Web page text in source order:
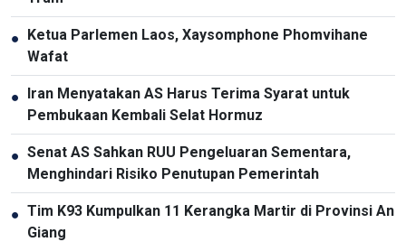
● Ketua Parlemen Laos, Xaysomphone Phomvihane
Wafat
● Iran Menyatakan AS Harus Terima Syarat untuk
Pembukaan Kembali Selat Hormuz
● Senat AS Sahkan RUU Pengeluaran Sementara,
Menghindari Risiko Penutupan Pemerintah
● Tim K93 Kumpulkan 11 Kerangka Martir di Provinsi An
Giang